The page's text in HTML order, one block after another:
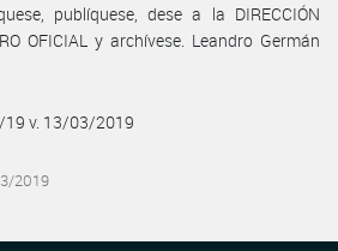
publíquese, dese a la DIRECCIÓN
OFICIAL y archívese. Leandro Germán
v. 13/03/2019
2019